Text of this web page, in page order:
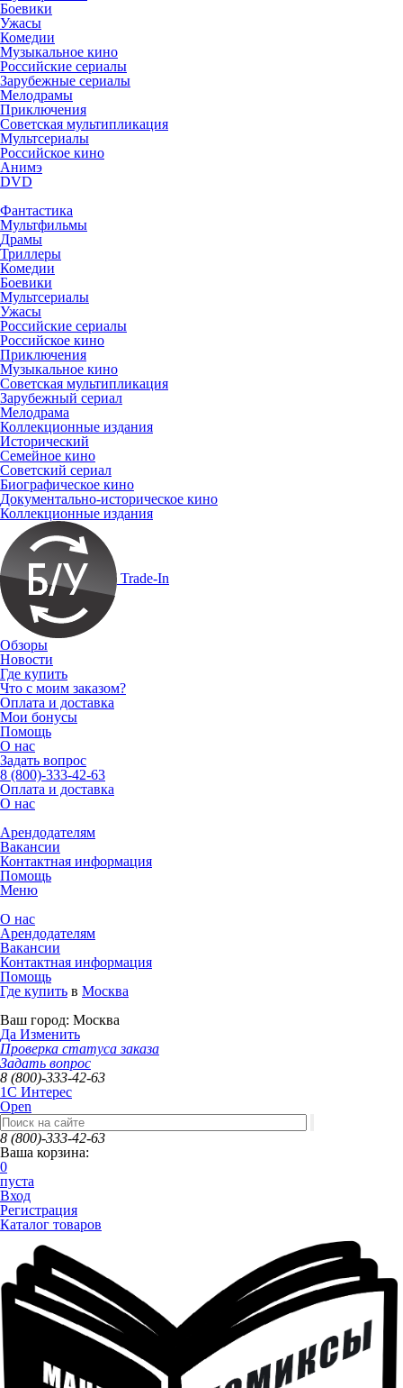
Боевики
Ужасы
Комедии
Музыкальное кино
Российские сериалы
Зарубежные сериалы
Мелодрамы
Приключения
Советская мультипликация
Мультсериалы
Российское кино
Анимэ
DVD
Фантастика
Мультфильмы
Драмы
Триллеры
Комедии
Боевики
Мультсериалы
Ужасы
Российские сериалы
Российское кино
Приключения
Музыкальное кино
Советская мультипликация
Зарубежный сериал
Мелодрама
Коллекционные издания
Исторический
Семейное кино
Советский сериал
Биографическое кино
Документально-историческое кино
Коллекционные издания
Trade-In
Обзоры
Новости
Где купить
Что с моим заказом?
Оплата и доставка
Мои бонусы
Помощь
О нас
Задать вопрос
8 (800)-333-42-63
Оплата и доставка
О нас
Арендодателям
Вакансии
Контактная информация
Помощь
Меню
О нас
Арендодателям
Вакансии
Контактная информация
Помощь
Где купить в Москва
Ваш город: Москва
Да Изменить
Проверка статуса заказа
Задать вопрос
8 (800)-333-42-63
1C Интерес
Open
8 (800)-333-42-63
Ваша корзина:
0
пуста
Вход
Регистрация
Каталог товаров